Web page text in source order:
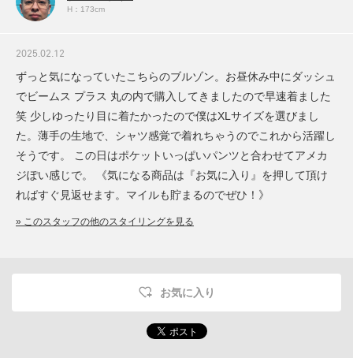
H：173cm
2025.02.12
ずっと気になっていたこちらのブルゾン。お昼休み中にダッシュ
でビームス プラス 丸の内で購入してきましたので早速着ました
笑 少しゆったり目に着たかったので僕はXLサイズを選びまし
た。薄手の生地で、シャツ感覚で着れちゃうのでこれから活躍し
そうです。 この日はポケットいっぱいパンツと合わせてアメカ
ジぽい感じで。 《気になる商品は『お気に入り』を押して頂け
ればすぐ見返せます。マイルも貯まるのでぜひ！》
» このスタッフの他のスタイリングを見る
お気に入り